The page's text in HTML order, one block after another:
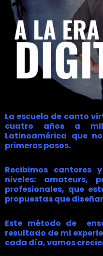
La escuela de canto
cuatro años a
Latinoamérica que
primeros pasos.
Recibimos
niveles: amateurs,
profesionales, que
propuestas que
Este método de
resultado de mi
cada día, vamos